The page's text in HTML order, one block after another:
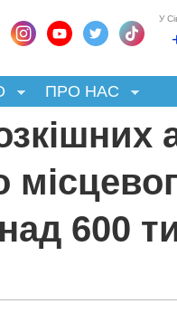
У
ПРО НАС
600